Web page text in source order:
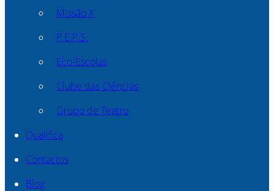
Missão X
P.E.P.S.
Eco-Escolas
Clube das Ciências
Grupo de Teatro
Qualifica
Contactos
Blog